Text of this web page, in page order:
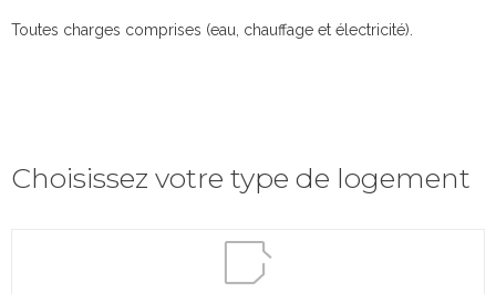
Toutes charges comprises (eau, chauffage et électricité).
Choisissez votre type de logement